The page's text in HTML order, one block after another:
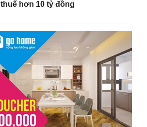
thuế hơn 10 tỷ đồng